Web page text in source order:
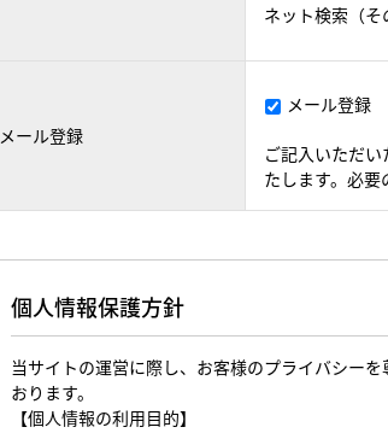
ネット検索（
メール登録
メール登録
ご記入いただ
たします。必要
個人情報保護方針
当サイトの運営に際し、お客様のプライバシー
おります。
【個人情報の利用目的】